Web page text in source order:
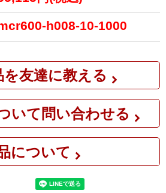
h008-10-1000
を友達に教える
いて問い合わせる
について